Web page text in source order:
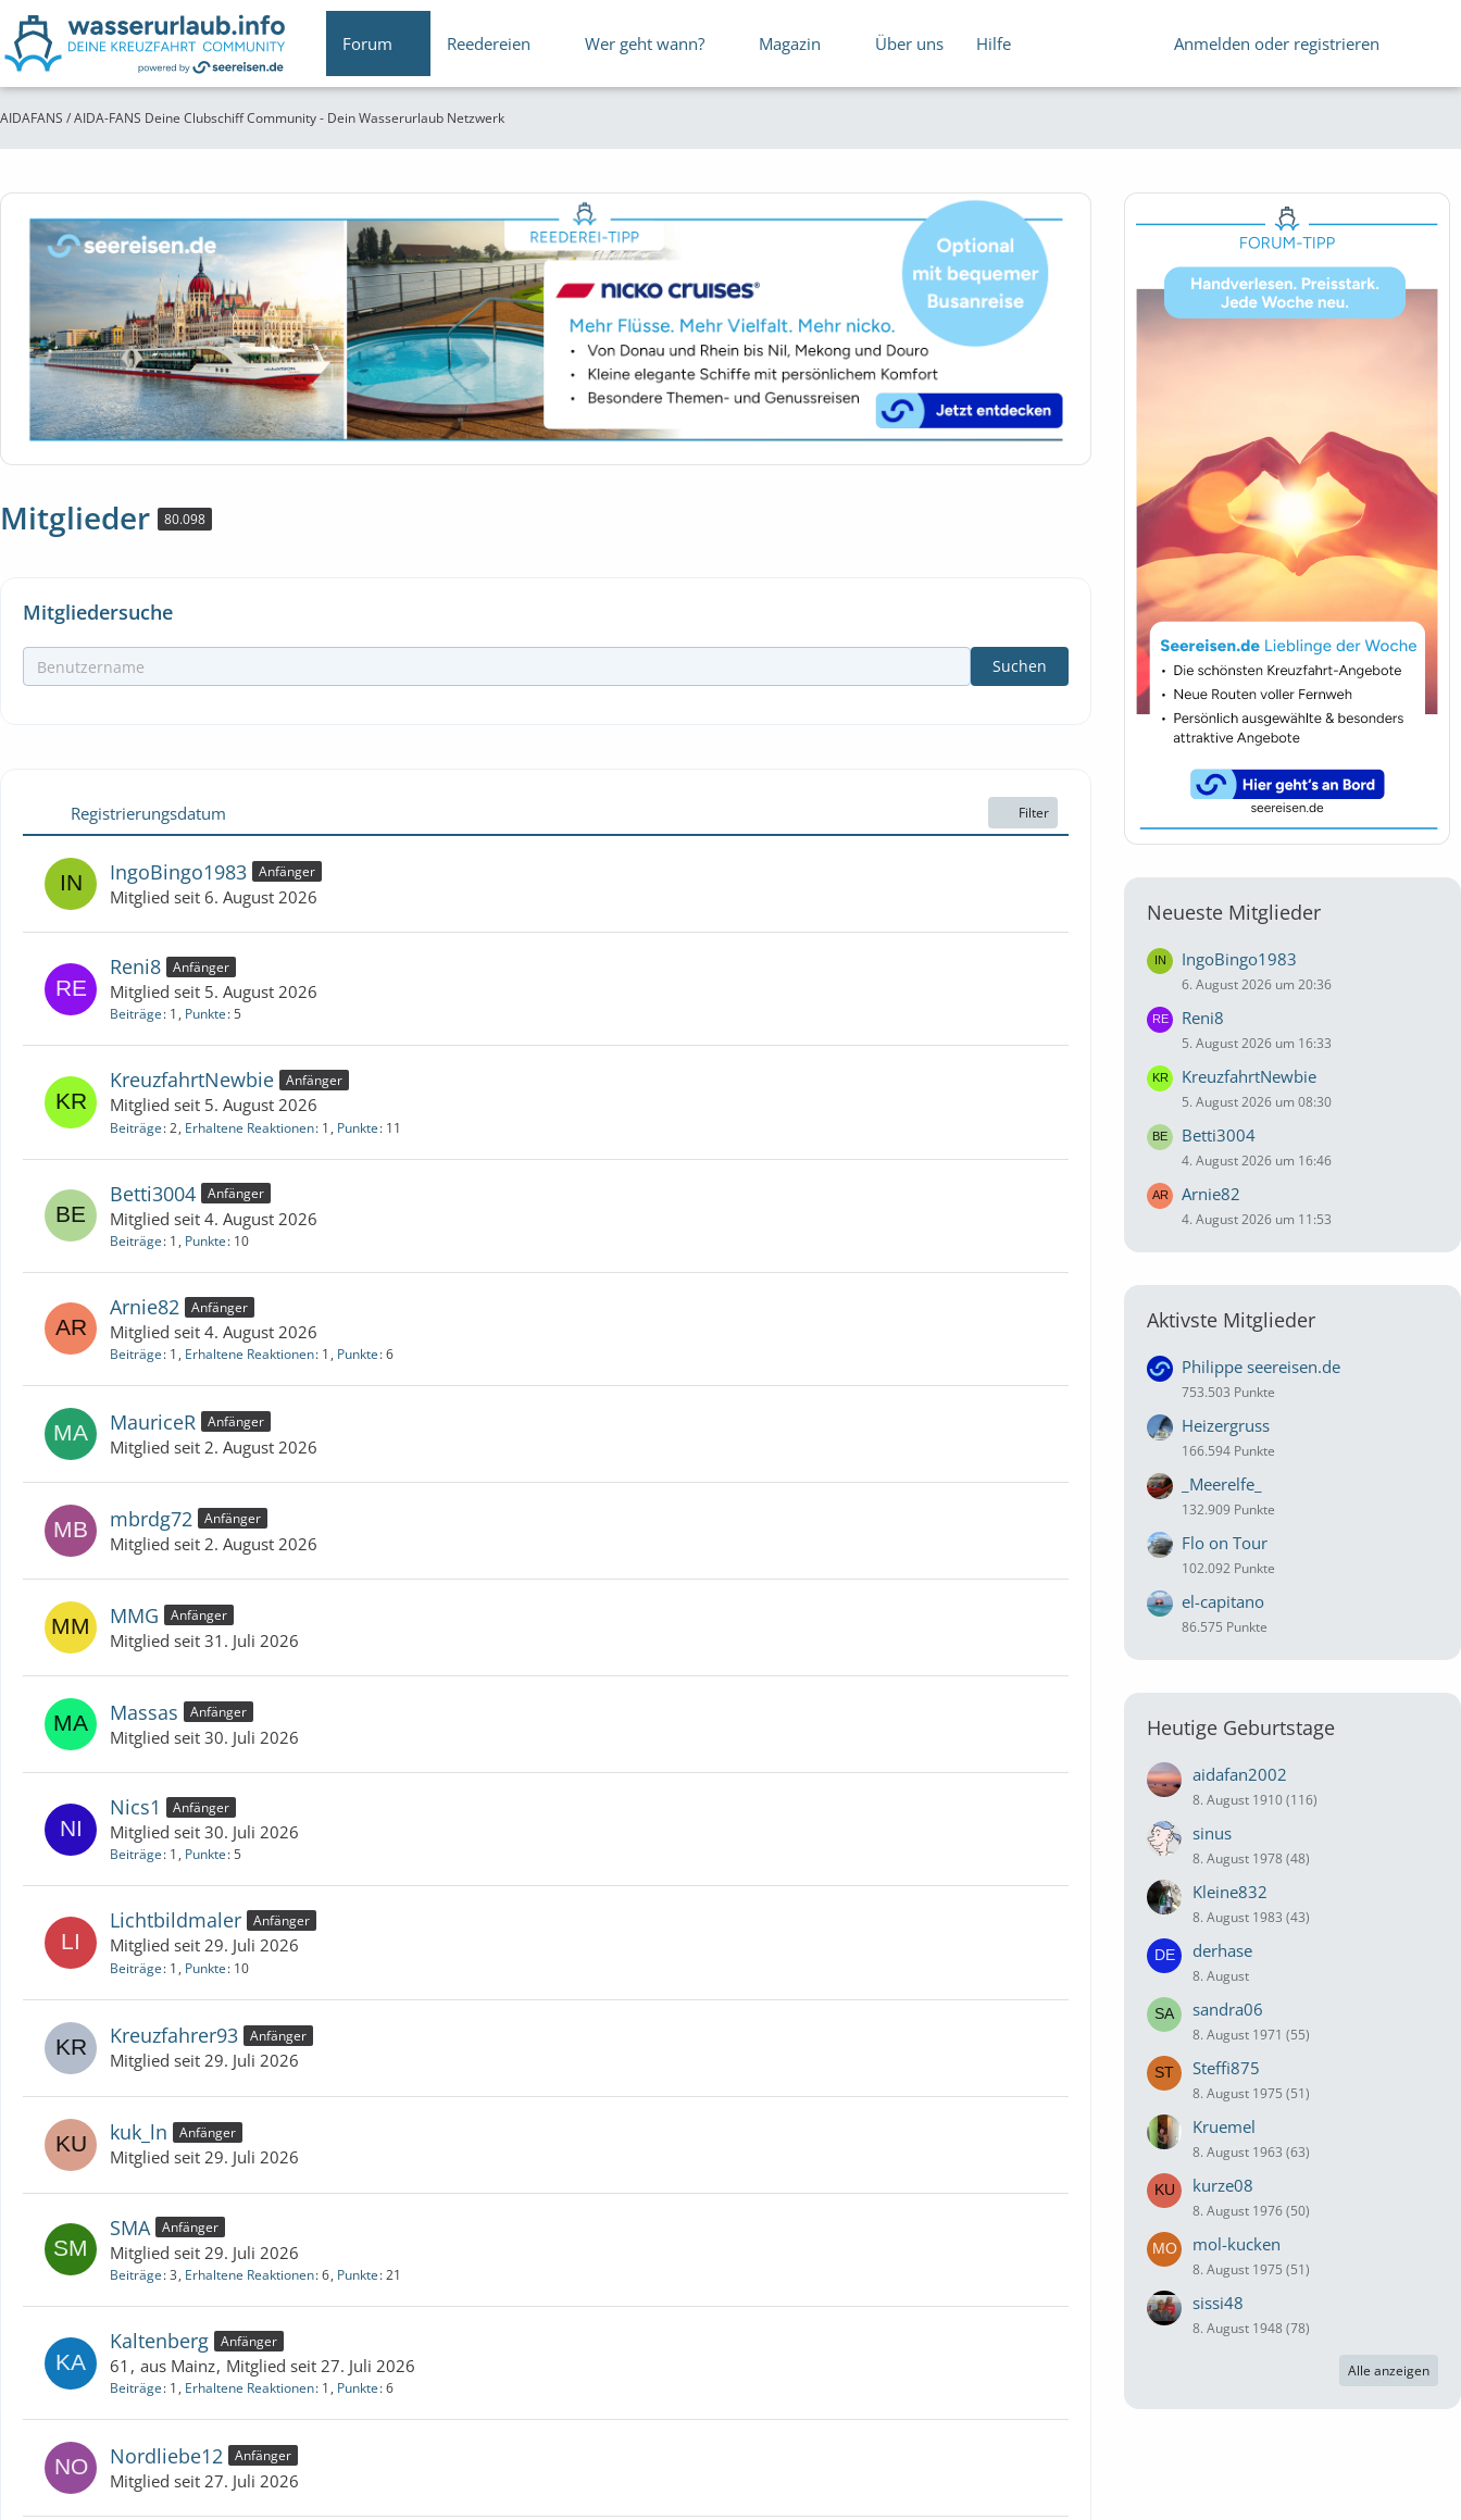
Forum Reedereien Wer geht wann? Magazin Über uns Hilfe Anmelden oder registrieren
AIDAFANS / AIDA-FANS Deine Clubschiff Community - Dein Wasserurlaub Netzwerk
Mitglieder 80.098
Mitgliedersuche
Registrierungsdatum Filter
IngoBingo1983 Anfänger
Mitglied seit 6. August 2026
Reni8 Anfänger
Mitglied seit 5. August 2026
Beiträge 1 Punkte 5
KreuzfahrtNewbie Anfänger
Mitglied seit 5. August 2026
Beiträge 2 Erhaltene Reaktionen 1 Punkte 11
Betti3004 Anfänger
Mitglied seit 4. August 2026
Beiträge 1 Punkte 10
Arnie82 Anfänger
Mitglied seit 4. August 2026
Beiträge 1 Erhaltene Reaktionen 1 Punkte 6
MauriceR Anfänger
Mitglied seit 2. August 2026
mbrdg72 Anfänger
Mitglied seit 2. August 2026
MMG Anfänger
Mitglied seit 31. Juli 2026
Massas Anfänger
Mitglied seit 30. Juli 2026
Nics1 Anfänger
Mitglied seit 30. Juli 2026
Beiträge 1 Punkte 5
Lichtbildmaler Anfänger
Mitglied seit 29. Juli 2026
Beiträge 1 Punkte 10
Kreuzfahrer93 Anfänger
Mitglied seit 29. Juli 2026
kuk_ln Anfänger
Mitglied seit 29. Juli 2026
SMA Anfänger
Mitglied seit 29. Juli 2026
Beiträge 3 Erhaltene Reaktionen 6 Punkte 21
Kaltenberg Anfänger
61 aus Mainz Mitglied seit 27. Juli 2026
Beiträge 1 Erhaltene Reaktionen 1 Punkte 6
Nordliebe12 Anfänger
Mitglied seit 27. Juli 2026
Neueste Mitglieder
IngoBingo1983
6. August 2026 um 20:36
Reni8
5. August 2026 um 16:33
KreuzfahrtNewbie
5. August 2026 um 08:30
Betti3004
4. August 2026 um 16:46
Arnie82
4. August 2026 um 11:53
Aktivste Mitglieder
Philippe seereisen.de
753.503 Punkte
Heizergruss
166.594 Punkte
_Meerelfe_
132.909 Punkte
Flo on Tour
102.092 Punkte
el-capitano
86.575 Punkte
Heutige Geburtstage
aidafan2002
8. August 1910 (116)
sinus
8. August 1978 (48)
Kleine832
8. August 1983 (43)
derhase
8. August
sandra06
8. August 1971 (55)
Steffi875
8. August 1975 (51)
Kruemel
8. August 1963 (63)
kurze08
8. August 1976 (50)
mol-kucken
8. August 1975 (51)
sissi48
8. August 1948 (78)
Alle anzeigen